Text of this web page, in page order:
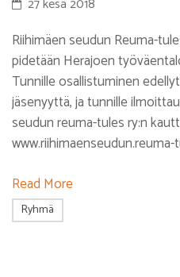
Riihimäen seudun Reuma-
pidetään Herajoen
Tunnille osallistuminen
jäsenyyttä, ja tunnille
seudun reuma-tules ry:n
www.riihimaenseudun.reuma-
Read More
Ryhmä